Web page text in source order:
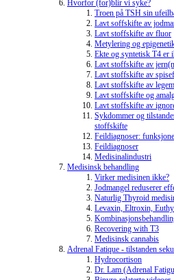
Hvorfor (for)blir vi syke?
Troen på TSH sin
Lavt soffskifte av
Lavt stoffskifte av fluor
Metylering og
Ekte og syntetisk T4 er
Lavt stoffskifte av
Lavt stoffskifte av
Lavt stoffskifte av
Lavt stoffskifte og
Lavt stoffskifte av
Sykdommer og
stoffskifte
Feildiagnoser:
Feildiagnoser
Medisinalindustri
Medisinsk behandling
Virker medisinen ikke?
Jodmangel reduserer
Naturlig Thyroid
Levaxin, Eltroxin,
Recovering with T3
Medisinsk cannabis
Adrenal Fatique - tilstanden
Hydrocortison
Dr. Lam (Adrenal